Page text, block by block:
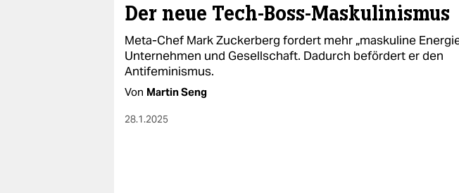
Der neue Tech-Boss-Maskulinismus
Meta-Chef Mark Zuckerberg fordert mehr „maskuline
Unternehmen und Gesellschaft. Dadurch befördert er den
Antifeminismus.
Von Martin Seng
28.1.2025